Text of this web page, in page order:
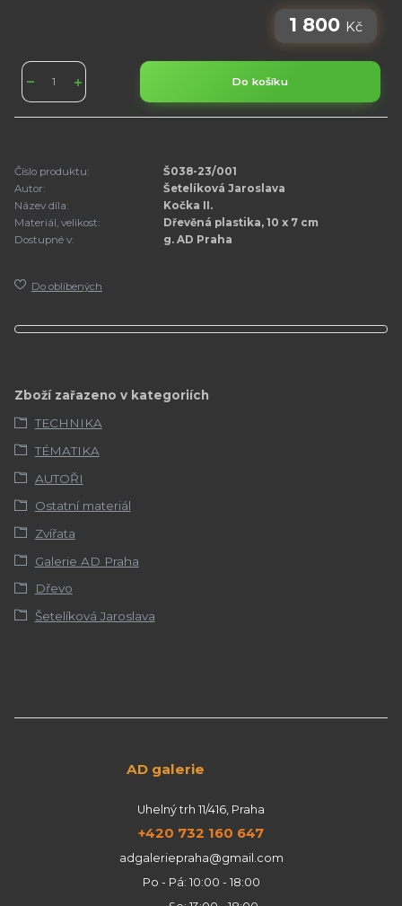
1 800 Kč
Do košíku
Číslo produktu:
Š038-23/001
Autor:
Šetelíková Jaroslava
Název díla:
Kočka II.
Materiál, velikost:
Dřevěná plastika, 10 x 7 cm
Dostupné v:
g. AD Praha
Do oblíbených
Zboží zařazeno v kategoriích
TECHNIKA
TÉMATIKA
AUTOŘI
Ostatní materiál
Zvířata
Galerie AD Praha
Dřevo
Šetelíková Jaroslava
AD galerie
Uhelný trh 11/416, Praha
+420 732 160 647
adgaleriepraha@gmail.com
Po - Pá: 10:00 - 18:00